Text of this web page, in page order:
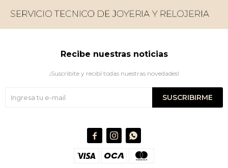
Recibe nuestras noticias
¡Suscribite y recibí todas nuestras novedades!
SUSCRIBIRME
  